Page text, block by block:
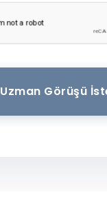
Uzman Görüşü